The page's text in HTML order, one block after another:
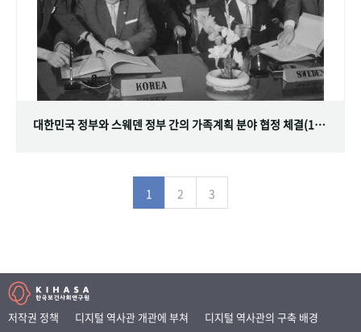
대한민국 정부와 스웨덴 정부 간의 가족계획 분야 협정 체결(1968.07.12)
1 2 3
저작권 정책 디지털 역사관 개관에 부쳐
디지털 역사관의 구축 배경